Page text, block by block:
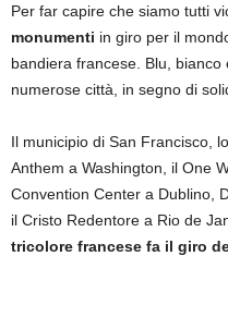
Per far capire che siamo tutti
monumenti in giro per il
bandiera francese. Blu,
numerose città, in segno di
Il municipio di San Francisco,
Anthem a Washington, il One
Convention Center a Dublino,
il Cristo Redentore a Rio de
tricolore francese fa il giro